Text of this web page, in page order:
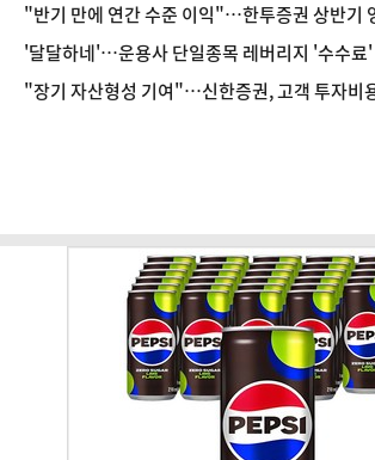
"반기 만에 연간 수준 이익"…한투증권 상반기
'달달하네'…운용사 단일종목 레버리지 '수수료
"장기 자산형성 기여"…신한증권, 고객 투자비